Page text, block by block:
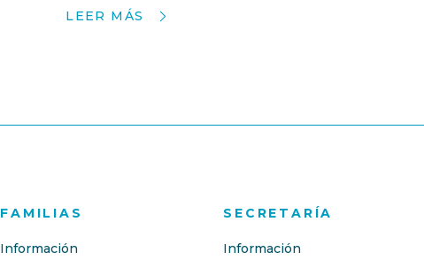
LEER MÁS
FAMILIAS
Información
SECRETARÍA
Información